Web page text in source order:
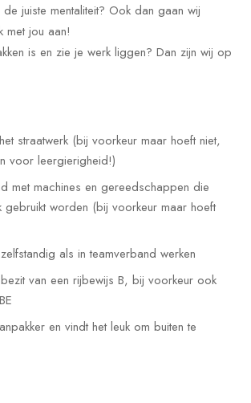
juiste mentaliteit? Ook dan gaan wij
met jou aan!
is en zie je werk liggen? Dan zijn wij op
straatwerk (bij voorkeur maar hoeft niet,
voor leergierigheid!)
met machines en gereedschappen die
gebruikt worden (bij voorkeur maar hoeft
als in teamverband werken
van een rijbewijs B, bij voorkeur ook
en vindt het leuk om buiten te